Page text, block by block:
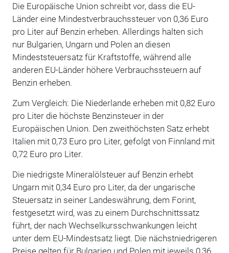
Die Europäische Union schreibt vor, dass die EU-
Länder eine Mindestverbrauchssteuer von 0,36 Euro
pro Liter auf Benzin erheben. Allerdings halten sich
nur Bulgarien, Ungarn und Polen an diesen
Mindeststeuersatz für Kraftstoffe, während alle
anderen EU-Länder höhere Verbrauchssteuern auf
Benzin erheben.
Zum Vergleich: Die Niederlande erheben mit 0,82 Euro
pro Liter die höchste Benzinsteuer in der
Europäischen Union. Den zweithöchsten Satz erhebt
Italien mit 0,73 Euro pro Liter, gefolgt von Finnland mit
0,72 Euro pro Liter.
Die niedrigste Mineralölsteuer auf Benzin erhebt
Ungarn mit 0,34 Euro pro Liter, da der ungarische
Steuersatz in seiner Landeswährung, dem Forint,
festgesetzt wird, was zu einem Durchschnittssatz
führt, der nach Wechselkursschwankungen leicht
unter dem EU-Mindestsatz liegt. Die nächstniedrigeren
Preise gelten für Bulgarien und Polen mit jeweils 0,36